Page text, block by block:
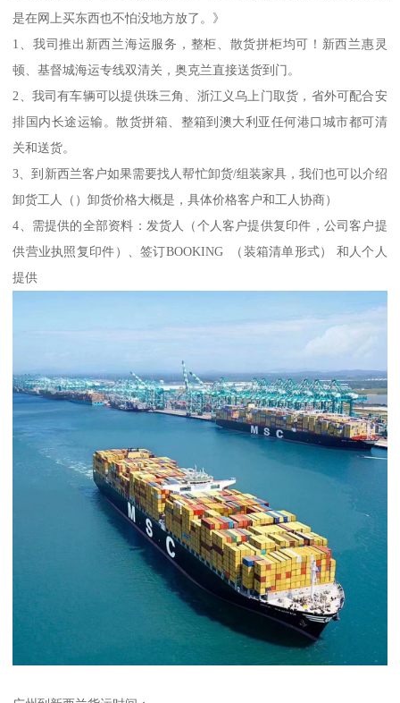
是在网上买东西也不怕没地方放了。》
1、我司推出新西兰海运服务，整柜、散货拼柜均可！新西兰惠灵
顿、基督城海运专线双清关，奥克兰直接送货到门。
2、我司有车辆可以提供珠三角、浙江义乌上门取货，省外可配合安
排国内长途运输。散货拼箱、整箱到澳大利亚任何港口城市都可清
关和送货。
3、到新西兰客户如果需要找人帮忙卸货/组装家具，我们也可以介绍
卸货工人（）卸货价格大概是，具体价格客户和工人协商）
4、需提供的全部资料：发货人（个人客户提供复印件，公司客户提
供营业执照复印件）、签订BOOKING （装箱清单形式） 和人个人
提供